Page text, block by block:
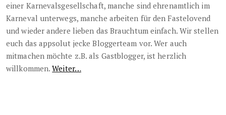
einer Karnevalsgesellschaft, manche sind ehrenamtlich im
Karneval unterwegs, manche arbeiten für den Fastelovend
und wieder andere lieben das Brauchtum einfach. Wir stellen
euch das appsolut jecke Bloggerteam vor. Wer auch
mitmachen möchte z.B. als Gastblogger, ist herzlich
willkommen.Weiter…